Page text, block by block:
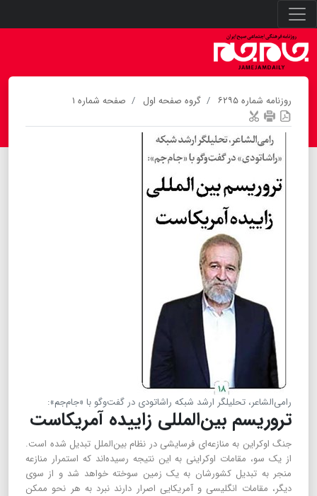
روزنامه شماره ۶۲۹۵ گروه صفحه اول صفحه شماره ۱
رامی‌الشاعر، تحلیلگر ارشد شبکه راشاتودی در گفت‌وگو با «جام‌جم»:
تروریسم بین‌المللی زاییده آمریکاست
جنگ اوکراین به منازعه‌ای فرسایشی در نظام بین‌الملل تبدیل شده است.
از یک سو، مقامات اوکراینی به این نتیجه رسیده‌اند که استمرار منازعه
منجر به تبدیل کشورشان به یک زمین سوخته خواهد شد و از سوی
دیگر، مقامات انگلیسی و آمریکایی اصرار دارند نبرد به هر نحو ممکن